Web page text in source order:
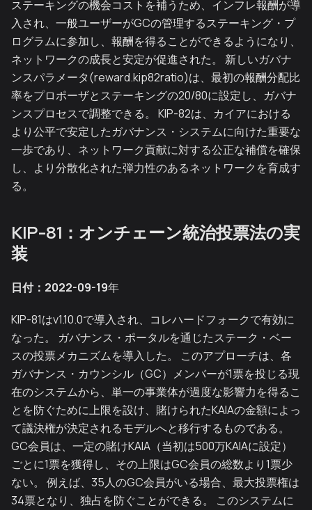
ステーキングの機会コストを補うため、インフレ報酬が導
入され、一般ユーザーがGCの管理するステーキング・プ
ログラムに参加し、報酬を得ることができるようになり、
ネットワークの成長と安定が促進された。 新しいガバナ
ンスパラメータ(reward.kip82ratio)は、最初の報酬分配比
率をプロポーザとステーキングの20/80に設定し、ガバナ
ンスプロセスで調整できる。 KIP-82は、カイアにおける
より公平で安定したガバナンス・システムに向けた重要な
一歩であり、ネットワーク貢献に対する公正な補償を確保
し、より分散化された弾力性のあるネットワークを育成す
る。
KIP-81：オンチェーン統治投票法の実
装
日付：2022-09-19年
KIP-81はv1.10.0で導入され、コレハードフォークで有効に
なった。 ガバナンス・ポータルを通じたステーク・ベー
スの投票メカニズムを導入した。 このアプローチは、各
ガバナンス・カウンシル（GC）メンバーが1票を投じる現
在のシステムから、単一の事業体が過度な影響力を得るこ
とを防ぐために上限を設け、賭けられたKAIAの金額によっ
て議決権が決定されるモデルへと移行するものである。
GC会員は、一定の賭けKAIA（当初は500万KAIAに設定）
ごとに1票を獲得し、その上限はGC会員の総数より1票少
ない。 例えば、35人のGC会員がいる場合、最大投票権は
34票となり、独占を防ぐことができる。 このシステムに